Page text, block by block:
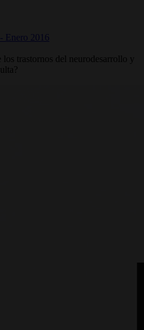
Enero 2016
los trastornos del neurodesarrollo y